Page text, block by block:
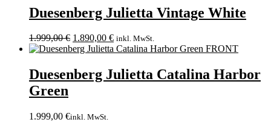
Duesenberg Julietta Vintage White
1.999,00€ 1.890,00 € inkl. MwSt.
Duesenberg Julietta Catalina Harbor
Green
1.999,00 €inkl. MwSt.